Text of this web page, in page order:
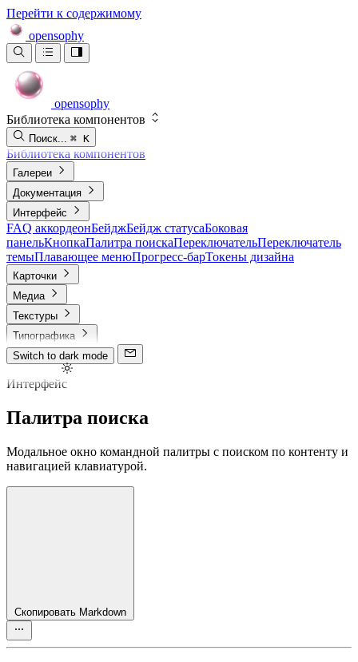
Перейти к содержимому
opensophy
opensophy
Библиотека компонентов
Поиск... ⌘ K
Библиотека компонентов
Галереи
Документация
Интерфейс
FAQ аккордеонБейджБейдж статусаБоковая
панельКнопкаПалитра поискаПереключательПереключатель
темыПлавающее менюПрогресс-барТокены дизайна
Карточки
Медиа
Текстуры
Типографика
Switch to dark mode
Интерфейс
Палитра поиска
Модальное окно командной палитры с поиском по контенту и
навигацией клавиатурой.
Скопировать Markdown